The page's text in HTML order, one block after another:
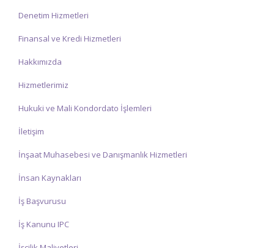
Denetim Hizmetleri
Finansal ve Kredi Hizmetleri
Hakkımızda
Hizmetlerimiz
Hukuki ve Mali Kondordato İşlemleri
İletişim
İnşaat Muhasebesi ve Danışmanlık Hizmetleri
İnsan Kaynakları
İş Başvurusu
İş Kanunu IPC